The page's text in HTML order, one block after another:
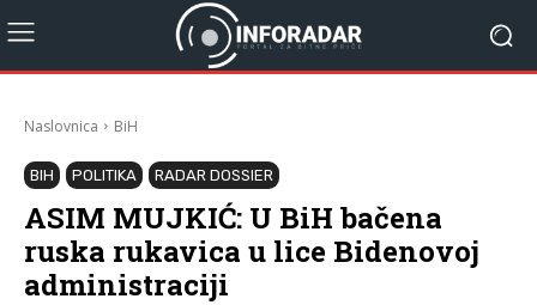
Naslovnica BiH
BIH POLITIKA RADAR DOSSIER
ASIM MUJKIĆ: U BiH bačena
ruska rukavica u lice Bidenovoj
administraciji